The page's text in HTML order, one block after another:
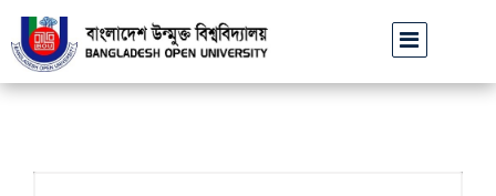
বাউবি উপাচার্যের পরিচয়ে প্রতারণার চেষ্টা: সর্বসাধারণকে সতর্ক থাকার